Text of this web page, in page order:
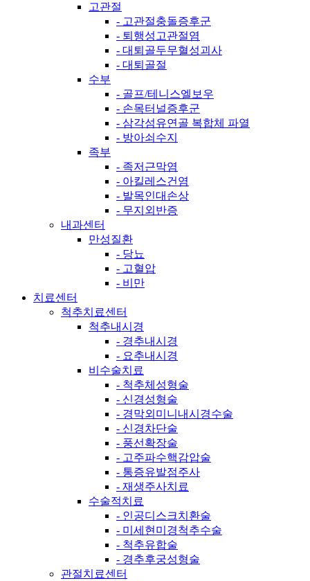
고관절
- 고관절충돌증후군
- 퇴행성고관절염
- 대퇴골두무혈성괴사
- 대퇴골절
수부
- 골프/테니스엘보우
- 손목터널증후군
- 삼각섬유연골 복합체 파열
- 방아쇠수지
족부
- 족저근막염
- 아킬레스건염
- 발목인대손상
- 무지외반증
내과센터
만성질환
- 당뇨
- 고혈압
- 비만
치료센터
척추치료센터
척추내시경
- 경추내시경
- 요추내시경
비수술치료
- 척추체성형술
- 신경성형술
- 경막외미니내시경수술
- 신경차단술
- 풍선확장술
- 고주파수핵감압술
- 통증유발점주사
- 재생주사치료
수술적치료
- 인공디스크치환술
- 미세현미경척추수술
- 척추유합술
- 경추후궁성형술
관절치료센터